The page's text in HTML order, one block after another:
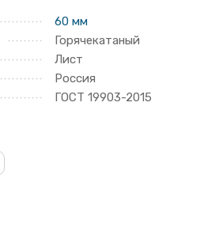
60 мм
Горячекатаный
Лист
Россия
ГОСТ 19903-2015